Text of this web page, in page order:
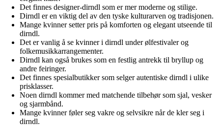
Det finnes designer-dirndl som er mer moderne og stilige.
Dirndl er en viktig del av den tyske kulturarven og tradisjonen.
Mange kvinner setter pris på komforten og elegant utseende til
dirndl.
Det er vanlig å se kvinner i dirndl under ølfestivaler og
folkemusikkarrangementer.
Dirndl kan også brukes som en festlig antrekk til bryllup og
andre feiringer.
Det finnes spesialbutikker som selger autentiske dirndl i ulike
prisklasser.
Noen dirndl kommer med matchende tilbehør som sjal, vesker
og sjarmbånd.
Mange kvinner føler seg vakre og selvsikre når de kler seg i
dirndl.